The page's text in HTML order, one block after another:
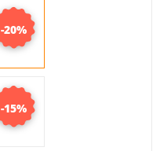
-20%
-15%